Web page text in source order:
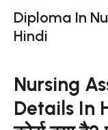
Diploma In
Hindi
Nursing
Details In